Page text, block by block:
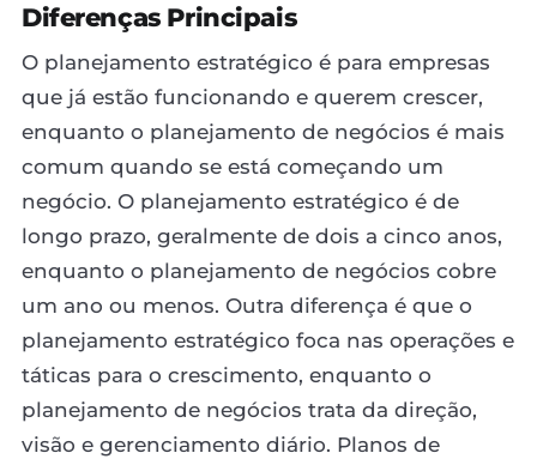
Diferenças Principais
O planejamento estratégico é para empresas
que já estão funcionando e querem crescer,
enquanto o planejamento de negócios é mais
comum quando se está começando um
negócio. O planejamento estratégico é de
longo prazo, geralmente de dois a cinco anos,
enquanto o planejamento de negócios cobre
um ano ou menos. Outra diferença é que o
planejamento estratégico foca nas operações e
táticas para o crescimento, enquanto o
planejamento de negócios trata da direção,
visão e gerenciamento diário. Planos de